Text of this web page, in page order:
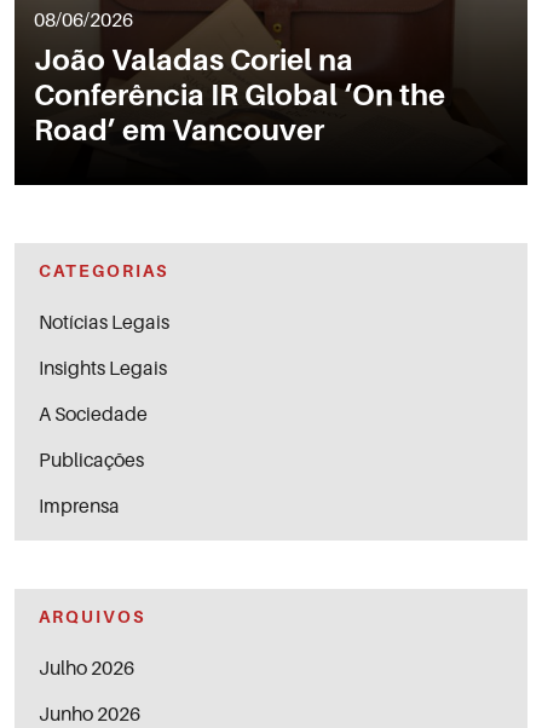
08/06/2026
João Valadas Coriel na
Conferência IR Global ‘On the
Road’ em Vancouver
CATEGORIAS
Notícias Legais
Insights Legais
A Sociedade
Publicações
Imprensa
ARQUIVOS
Julho 2026
Junho 2026